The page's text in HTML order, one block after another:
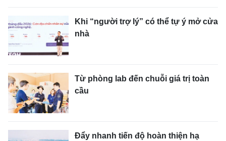
Khi “người trợ lý” có thể tự ý mở cửa
nhà
Từ phòng lab đến chuỗi giá trị toàn
cầu
Đẩy nhanh tiến độ hoàn thiện hạ